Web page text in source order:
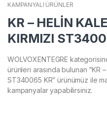
KAMPANYALI ÜRÜNLER
KR – HELİN
KIRMIZI
WOLVOXENTEGRE
ürünleri arasında bulunan “KR
ST340065 KR” ürünümüz ile
kampanyalar yapabilirsiniz.